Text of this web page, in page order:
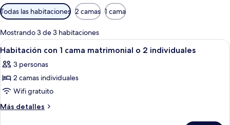
Filtros
disponibles
para
las
habitaciones
Todas las habitaciones 2 camas 1 cama
Mostrando 3 de 3 habitaciones
Abrir
todas
las
fotos
de
Habitación
Cunas gratuitas, wifi gratis y ropa de
15
Habitación con 1 cama matrimonial o 2 individuales
3 personas
2 camas individuales
Wifi gratuito
Más detalles
Más